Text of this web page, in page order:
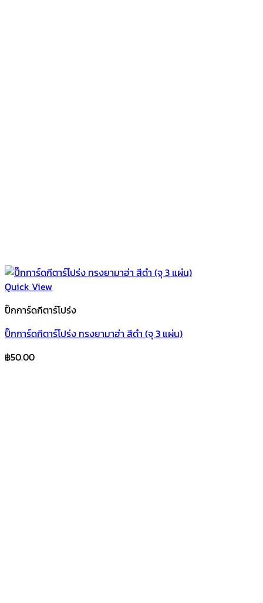
Quick View
ปิ๊กการ์ดกีตาร์โปร่ง
ปิ๊กการ์ดกีตาร์โปร่ง ทรงยามาฮ่า สีดำ (จุ 3 แผ่น)
฿50.00